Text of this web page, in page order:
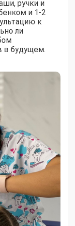
ручки и
и 1-2
к
ли
в будущем.